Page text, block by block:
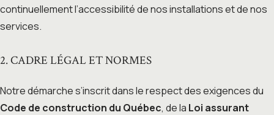
continuellement l’accessibilité de nos installations et de nos
services.
2. CADRE LÉGAL ET NORMES
Notre démarche s’inscrit dans le respect des exigences du
Code de construction du Québec, de la Loi assurant